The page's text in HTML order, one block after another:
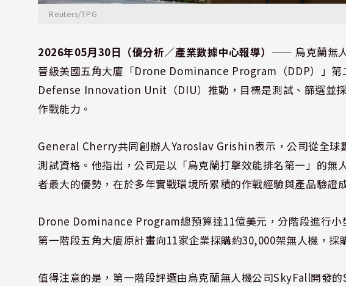
Reuters/TPG
2026年05月30日（優分析／產業數據中心報導） ⸺ 烏克蘭無人
晉級美國五角大廈「Drone Dominance Program（DDP）」第
Defense Innovation Unit（DIU）推動，目標是測試、篩選並
作戰能力。
General Cherry共同創辦人Yaroslav Grishin表示，公司從全球
測試資格。他指出，公司是以「烏克蘭打擊效能排名第一」的無
者最大的優勢，在於多年實戰環境所累積的作戰經驗與產品驗證
Drone Dominance Program總預算達11億美元，分階段進行小
第一階段五角大廈原計畫向11家企業採購約30,000架無人機，採
值得注意的是，第一階段評選由烏克蘭無人機公司SkyFall開發